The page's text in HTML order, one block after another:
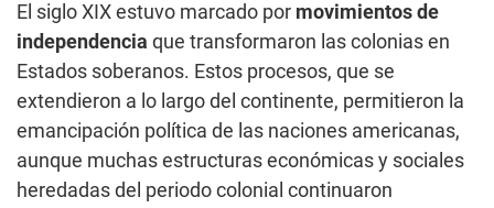
El siglo XIX estuvo marcado por movimientos de
independencia que transformaron las colonias en
Estados soberanos. Estos procesos, que se
extendieron a lo largo del continente, permitieron la
emancipación política de las naciones americanas,
aunque muchas estructuras económicas y sociales
heredadas del periodo colonial continuaron